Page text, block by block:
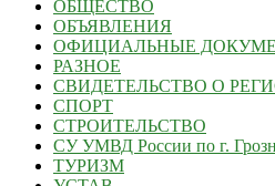
ОБЩЕСТВО
ОБЪЯВЛЕНИЯ
ОФИЦИАЛЬНЫЕ
РАЗНОЕ
СВИДЕТЕЛЬСТВО О
СПОРТ
СТРОИТЕЛЬСТВО
СУ УМВД России по г.
ТУРИЗМ